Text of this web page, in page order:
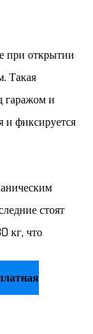
при открытии
Такая
гаражом и
и фиксируется
стоят
кг, что